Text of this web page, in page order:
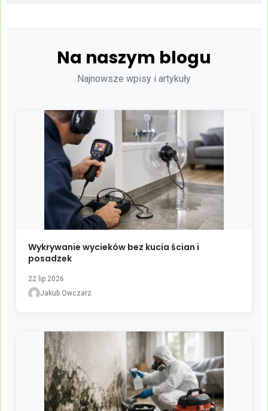
Na naszym blogu
Najnowsze wpisy i artykuły
Wykrywanie wycieków bez kucia ścian i
posadzek
22 lip 2026
Jakub Owczarz